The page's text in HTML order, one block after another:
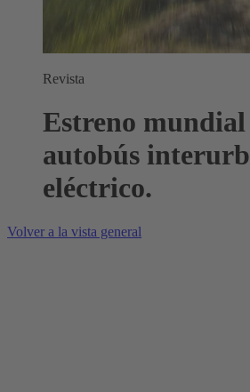
Revista
Estreno
autobús
eléctrico.
Volver a la vista general